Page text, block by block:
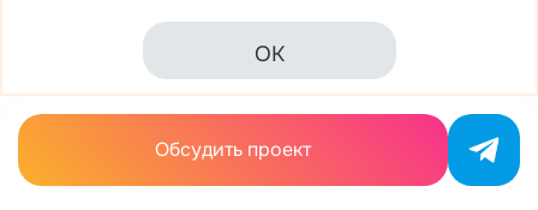
Какие роботы считаются вредоносными?
Как защитить сайт от вредоносных
роботов?
Обсудить проект
OK